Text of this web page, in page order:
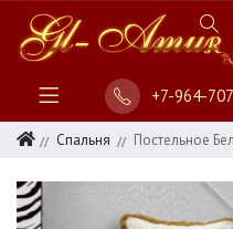
+7-964-
Спальня Постельное